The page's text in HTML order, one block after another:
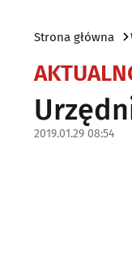
Strona główna
2019.01.29 08:54